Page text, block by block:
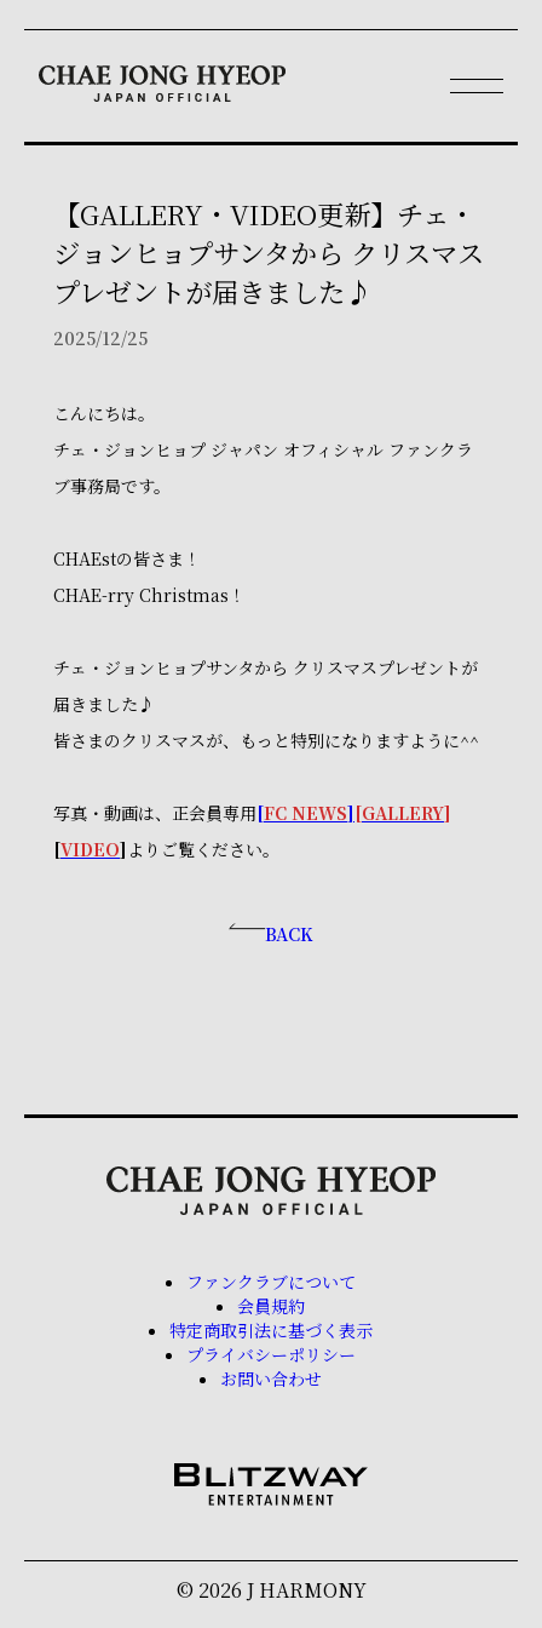
【GALLERY・VIDEO更新】チェ・
ジョンヒョプサンタから クリスマス
プレゼントが届きました♪
2025/12/25
こんにちは。
チェ・ジョンヒョプ ジャパン オフィシャル ファンクラ
ブ事務局です。
CHAEstの皆さま！
CHAE-rry Christmas！
チェ・ジョンヒョプサンタから クリスマスプレゼントが
届きました♪
皆さまのクリスマスが、もっと特別になりますように^^
写真・動画は、正会員専用[FC NEWS] [GALLERY]
[VIDEO] よりご覧ください。
BACK
ファンクラブについて
会員規約
特定商取引法に基づく表示
プライバシーポリシー
お問い合わせ
© 2026 J HARMONY